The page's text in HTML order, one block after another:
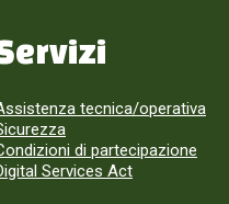
tecnica/operativa
di partecipazione
Services Act